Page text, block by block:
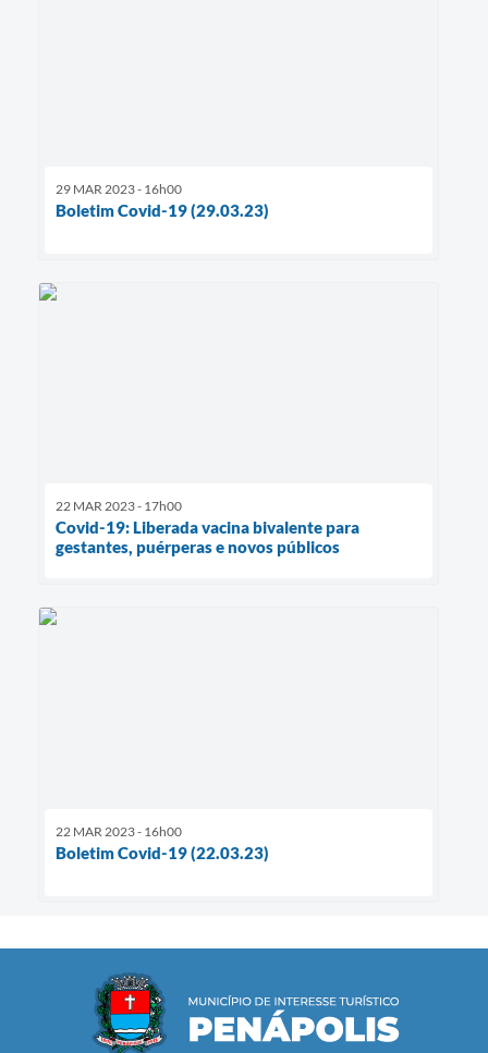
29 MAR 2023 - 16h00
Boletim Covid-19 (29.03.23)
22 MAR 2023 - 17h00
Covid-19: Liberada vacina bivalente para
gestantes, puérperas e novos públicos
22 MAR 2023 - 16h00
Boletim Covid-19 (22.03.23)